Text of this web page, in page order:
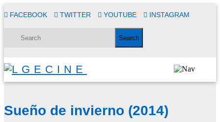
FACEBOOK TWITTER YOUTUBE INSTAGRAM
Sueño de invierno (2014)